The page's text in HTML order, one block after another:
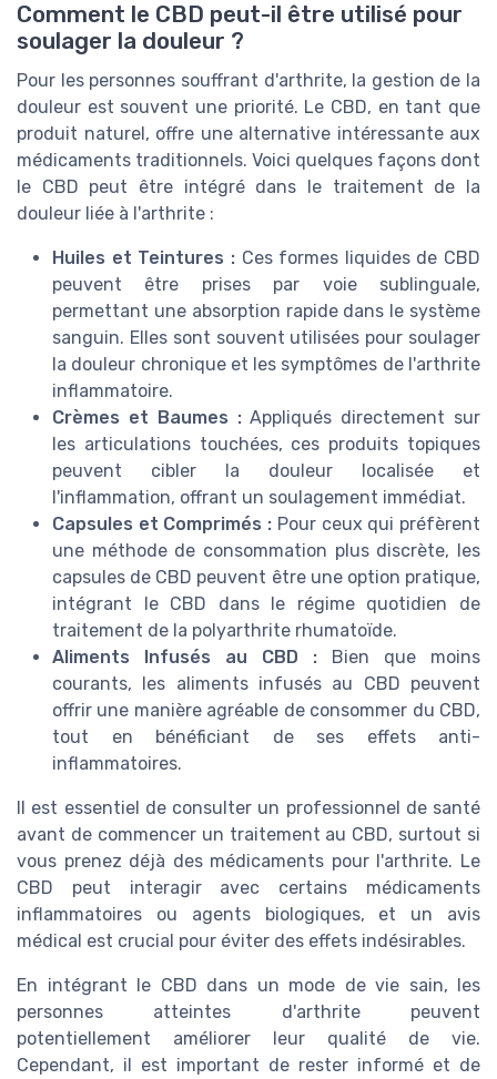
Comment le CBD peut-il être utilisé pour
soulager la douleur ?
Pour les personnes souffrant d'arthrite, la gestion de la
douleur est souvent une priorité. Le CBD, en tant que
produit naturel, offre une alternative intéressante aux
médicaments traditionnels. Voici quelques façons dont
le CBD peut être intégré dans le traitement de la
douleur liée à l'arthrite :
Huiles et Teintures :Ces formes liquides de CBD
peuvent être prises par voie sublinguale,
permettant une absorption rapide dans le système
sanguin. Elles sont souvent utilisées pour soulager
la douleur chronique et les symptômes de l'arthrite
inflammatoire.
Crèmes et Baumes :Appliqués directement sur
les articulations touchées, ces produits topiques
peuvent cibler la douleur localisée et
l'inflammation, offrant un soulagement immédiat.
Capsules et Comprimés : Pour ceux qui préfèrent
une méthode de consommation plus discrète, les
capsules de CBD peuvent être une option pratique,
intégrant le CBD dans le régime quotidien de
traitement de la polyarthrite rhumatoïde.
Aliments Infusés au CBD : Bien que moins
courants, les aliments infusés au CBD peuvent
offrir une manière agréable de consommer du CBD,
tout en bénéficiant de ses effets anti-
inflammatoires.
Il est essentiel de consulter un professionnel de santé
avant de commencer un traitement au CBD, surtout si
vous prenez déjà des médicaments pour l'arthrite. Le
CBD peut interagir avec certains médicaments
inflammatoires ou agents biologiques, et un avis
médical est crucial pour éviter des effets indésirables.
En intégrant le CBD dans un mode de vie sain, les
personnes atteintes d'arthrite peuvent
potentiellement améliorer leur qualité de vie.
Cependant, il est important de rester informé et de